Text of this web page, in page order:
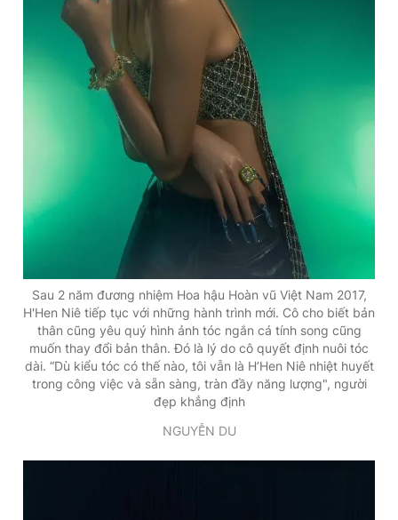
Sau 2 năm đương nhiệm Hoa hậu Hoàn vũ Việt Nam 2017,
H'Hen Niê tiếp tục với những hành trình mới. Cô cho biết bản
thân cũng yêu quý hình ảnh tóc ngắn cá tính song cũng
muốn thay đổi bản thân. Đó là lý do cô quyết định nuôi tóc
dài. “Dù kiểu tóc có thế nào, tôi vẫn là H’Hen Niê nhiệt huyết
trong công việc và sẵn sàng, tràn đầy năng lượng", người
đẹp khẳng định
NGUYỄN DU